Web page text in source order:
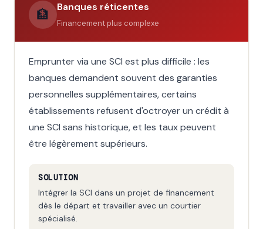
🏦 Banques réticentes
Financement plus complexe
Emprunter via une SCI est plus difficile : les
banques demandent souvent des garanties
personnelles supplémentaires, certains
établissements refusent d'octroyer un crédit à
une SCI sans historique, et les taux peuvent
être légèrement supérieurs.
SOLUTION
Intégrer la SCI dans un projet de financement
dès le départ et travailler avec un courtier
spécialisé.